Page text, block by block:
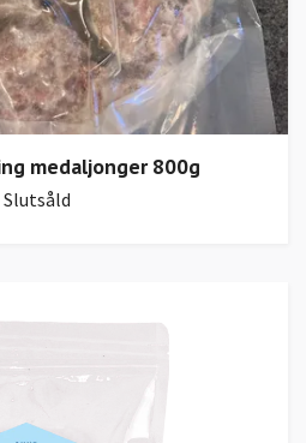
medaljonger 800g
Slutsåld